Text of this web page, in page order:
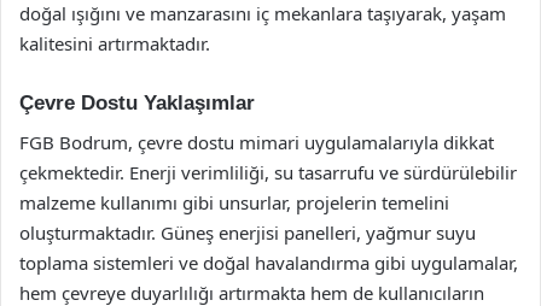
doğal ışığını ve manzarasını iç mekanlara taşıyarak, yaşam
kalitesini artırmaktadır.
Çevre Dostu Yaklaşımlar
FGB Bodrum, çevre dostu mimari uygulamalarıyla dikkat
çekmektedir. Enerji verimliliği, su tasarrufu ve sürdürülebilir
malzeme kullanımı gibi unsurlar, projelerin temelini
oluşturmaktadır. Güneş enerjisi panelleri, yağmur suyu
toplama sistemleri ve doğal havalandırma gibi uygulamalar,
hem çevreye duyarlılığı artırmakta hem de kullanıcıların